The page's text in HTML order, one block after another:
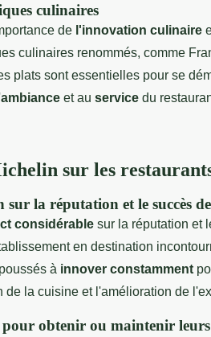
culinaires
de l'innovation culinaire
culinaires renommés, comme
plats sont essentielles pour se
ambiance et au service du
sur les
sur la réputation et le succès
considérable sur la réputation et
en destination
à innover constamment
la cuisine et l'amélioration de
obtenir ou maintenir leurs